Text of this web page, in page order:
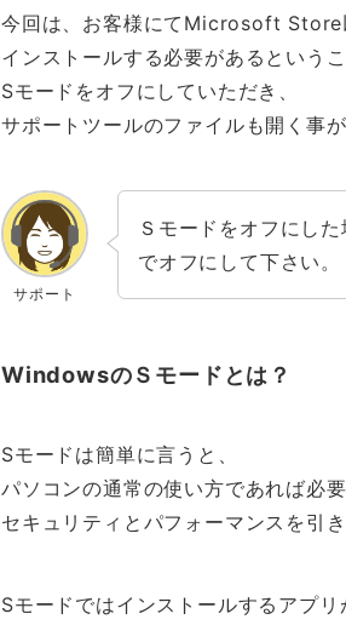
今回は、お客様にてMicrosoft Store
インストールする必要があるというこ
Sモードをオフにしていただき、
サポートツールのファイルも開く事
サポート
Ｓモードをオフにし
でオフにして下さい。
WindowsのＳモードとは？
Sモードは簡単に言うと、
パソコンの通常の使い方であれば必
セキュリティとパフォーマンスを引き
Sモードではインストールするアプリ